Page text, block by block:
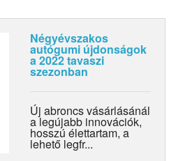
Négyévszakos
autógumi újdonságok
a 2022 tavaszi
szezonban
Új abroncs vásárlásánál
a legújabb innovációk,
hosszú élettartam, a
lehető legfr...